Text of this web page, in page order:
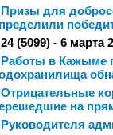
Призы для
(5099) - 6 марта
Работы в Кажыме
Отрицательные
на
Руководителя